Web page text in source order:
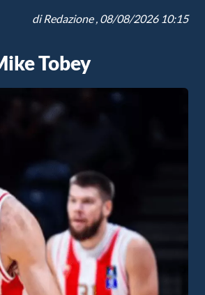
diRedazione, 08/08/2026 10:15
Tobey